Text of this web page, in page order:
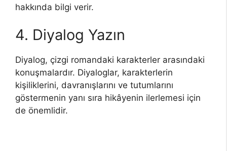
hakkında bilgi verir.
4. Diyalog Yazın
Diyalog, çizgi romandaki karakterler arasındaki
konuşmalardır. Diyaloglar, karakterlerin
kişiliklerini, davranışlarını ve tutumlarını
göstermenin yanı sıra hikâyenin ilerlemesi için
de önemlidir.